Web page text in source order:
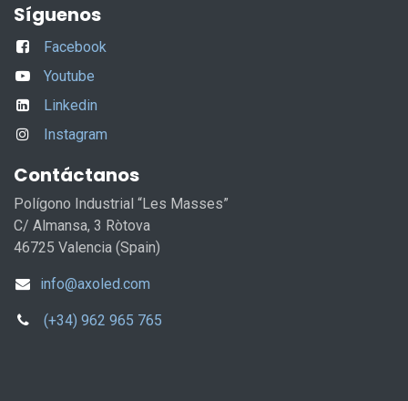
Síguenos
Facebook
Youtube
Linkedin
Instagram
Contáctanos
Polígono Industrial “Les Masses”
C/ Almansa, 3 Ròtova
46725 Valencia (Spain)
info@axoled.com
(+34) 962 965 765